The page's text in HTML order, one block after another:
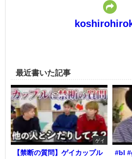
最近書いた記事
ゲイ
【禁断の質問】ゲイカップル
#bl